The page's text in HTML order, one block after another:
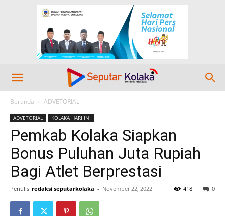
Beranda ADVETORIAL
ADVETORIAL KOLAKA HARI INI
Pemkab Kolaka Siapkan
Bonus Puluhan Juta Rupiah
Bagi Atlet Berprestasi
Penulis redaksi seputarkolaka - November 22, 2022 0
418